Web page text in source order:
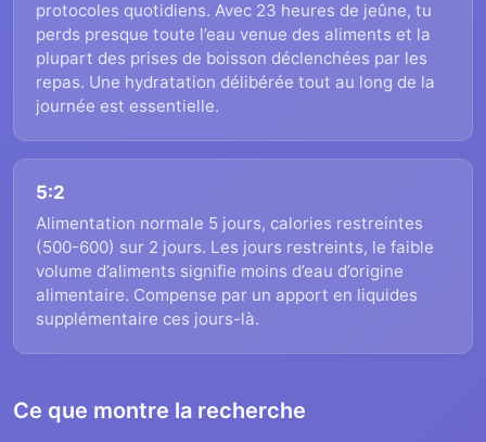
protocoles quotidiens. Avec 23 heures de jeûne, tu
perds presque toute l’eau venue des aliments et la
plupart des prises de boisson déclenchées par les
repas. Une hydratation délibérée tout au long de la
journée est essentielle.
5:2
Alimentation normale 5 jours, calories restreintes
(500-600) sur 2 jours. Les jours restreints, le faible
volume d’aliments signifie moins d’eau d’origine
alimentaire. Compense par un apport en liquides
supplémentaire ces jours-là.
Ce que montre la recherche